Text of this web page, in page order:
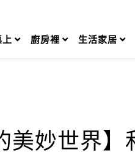
上 廚房裡 生活家居
美妙世界